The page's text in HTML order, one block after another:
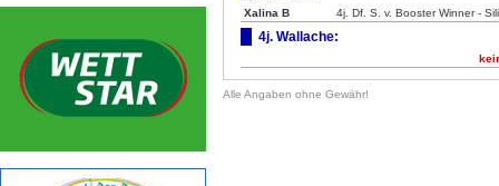
Xalina B 4j. Df. S. v. Booster Winner -
4j. Wallache:
Alle Angaben ohne Gewähr!